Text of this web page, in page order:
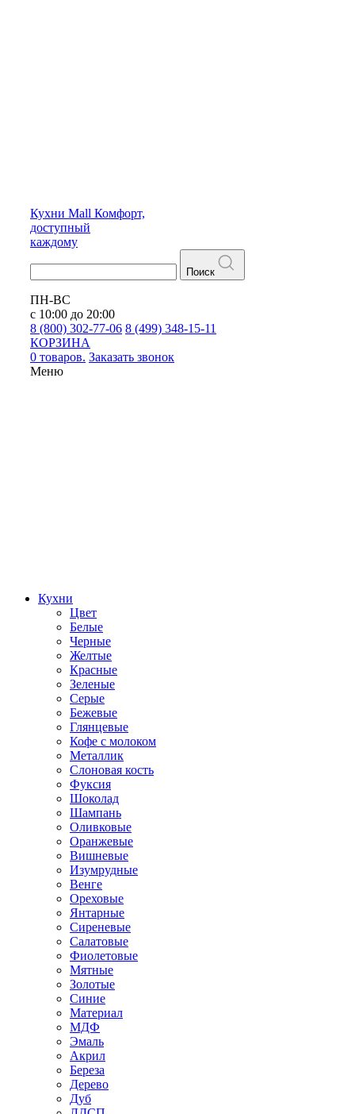
Кухни Mall Комфорт,
доступный
каждому
Поиск
ПН-ВС
с 10:00 до 20:00
8 (800) 302-77-06 8 (499) 348-15-11
КОРЗИНА
0 товаров. Заказать звонок
Меню
Кухни
Цвет
Белые
Черные
Желтые
Красные
Зеленые
Серые
Бежевые
Глянцевые
Кофе с молоком
Металлик
Слоновая кость
Фуксия
Шоколад
Шампань
Оливковые
Оранжевые
Вишневые
Изумрудные
Венге
Ореховые
Янтарные
Сиреневые
Салатовые
Фиолетовые
Мятные
Золотые
Синие
Материал
МДФ
Эмаль
Акрил
Береза
Дерево
Дуб